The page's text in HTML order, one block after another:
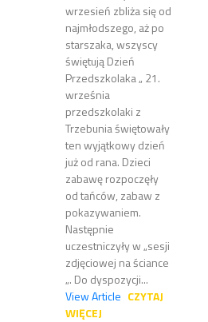
wrzesień zbliża się od
najmłodszego, aż po
starszaka, wszyscy
świętują Dzień
Przedszkolaka „ 21.
września
przedszkolaki z
Trzebunia świętowały
ten wyjątkowy dzień
już od rana. Dzieci
zabawę rozpoczęły
od tańców, zabaw z
pokazywaniem.
Następnie
uczestniczyły w „sesji
zdjęciowej na ściance
„. Do dyspozycji...
View Article CZYTAJ
WIĘCEJ